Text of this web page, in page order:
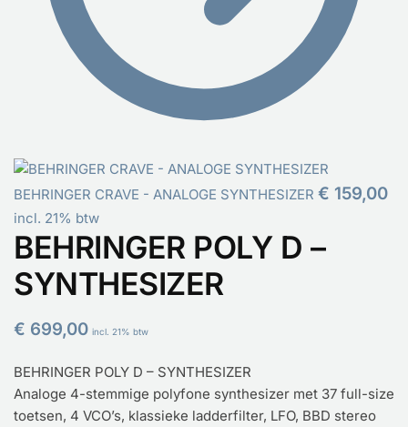
BEHRINGER CRAVE - ANALOGE SYNTHESIZER € 159,00
incl. 21% btw
BEHRINGER POLY D –
SYNTHESIZER
€ 699,00 incl. 21% btw
BEHRINGER POLY D – SYNTHESIZER
Analoge 4-stemmige polyfone synthesizer met 37 full-size
toetsen, 4 VCO’s, klassieke ladderfilter, LFO, BBD stereo